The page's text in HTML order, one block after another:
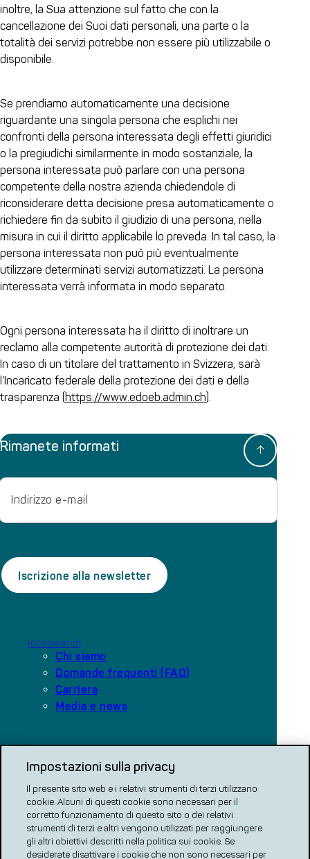
inoltre, la Sua attenzione sul fatto che con la
cancellazione dei Suoi dati personali, una parte o la
totalità dei servizi potrebbe non essere più utilizzabile o
disponibile.
Se prendiamo automaticamente una decisione
riguardante una singola persona che esplichi nei
confronti della persona interessata degli effetti giuridici
o la pregiudichi similarmente in modo sostanziale, la
persona interessata può parlare con una persona
competente della nostra azienda chiedendole di
riconsiderare detta decisione presa automaticamente o
richiedere fin da subito il giudizio di una persona, nella
misura in cui il diritto applicabile lo preveda. In tal caso, la
persona interessata non può più eventualmente
utilizzare determinati servizi automatizzati. La persona
interessata verrà informata in modo separato.
Ogni persona interessata ha il diritto di inoltrare un
reclamo alla competente autorità di protezione dei dati.
In caso di un titolare del trattamento in Svizzera, sarà
l’Incaricato federale della protezione dei dati e della
trasparenza (https://www.edoeb.admin.ch).
Rimanete informati
Email
localsearch
Chi siamo
Domande frequenti (FAQ)
Carriera
Media e news
local.ch
search.ch
COMPARAZIONE CH
renovero
Impostazioni sulla privacy
Il presente sito web e i relativi strumenti di terzi utilizzano
cookie. Alcuni di questi cookie sono necessari per il
corretto funzionamento di questo sito o dei relativi
strumenti di terzi e altri vengono utilizzati per raggiungere
gli altri obiettivi descritti nella politica sui cookie. Se
desiderate disattivare i cookie che non sono necessari per